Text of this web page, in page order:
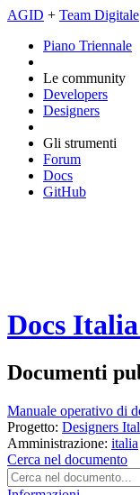
AGID + Team Digitale
Piano Triennale
Le community
Developers
Designers
Gli strumenti
Forum
Docs
GitHub
Docs Italia
Documenti
Manuale operativo di
Progetto: Designers
Amministrazione: italia
Cerca nel documento